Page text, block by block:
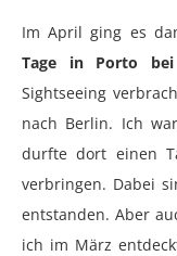
Im April ging es
Tage in Porto bei
Sightseeing
nach Berlin. Ich
durfte dort einen
verbringen. Dabei
entstanden. Aber
ich im März